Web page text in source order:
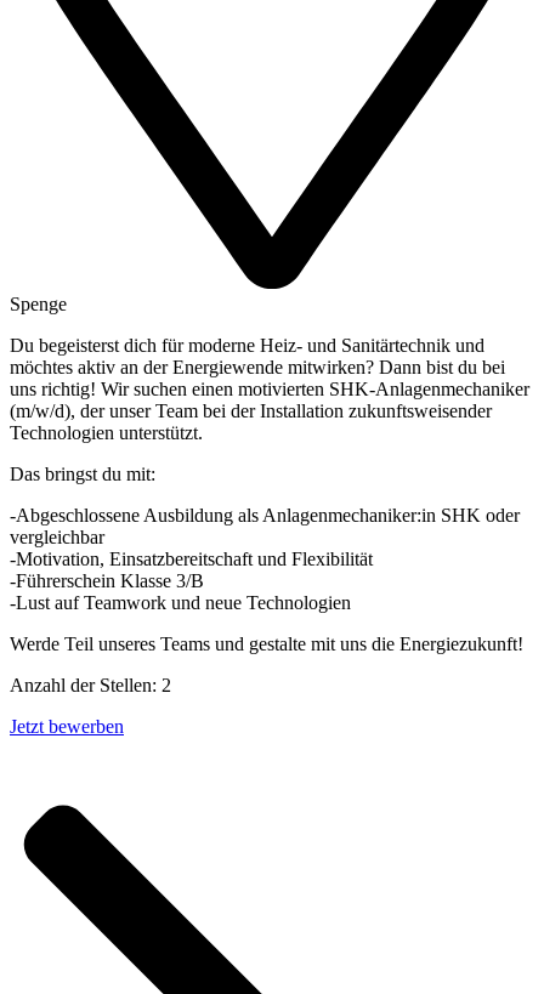
Spenge
Du begeisterst dich für moderne Heiz- und Sanitärtechnik und
möchtes aktiv an der Energiewende mitwirken? Dann bist du bei
uns richtig! Wir suchen einen motivierten SHK-Anlagenmechaniker
(m/w/d), der unser Team bei der Installation zukunftsweisender
Technologien unterstützt.
Das bringst du mit:
-Abgeschlossene Ausbildung als Anlagenmechaniker:in SHK oder
vergleichbar
-Motivation, Einsatzbereitschaft und Flexibilität
-Führerschein Klasse 3/B
-Lust auf Teamwork und neue Technologien
Werde Teil unseres Teams und gestalte mit uns die Energiezukunft!
Anzahl der Stellen: 2
Jetzt bewerben